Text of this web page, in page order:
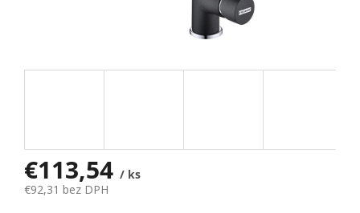
€113,54 / ks
€92,31 bez DPH